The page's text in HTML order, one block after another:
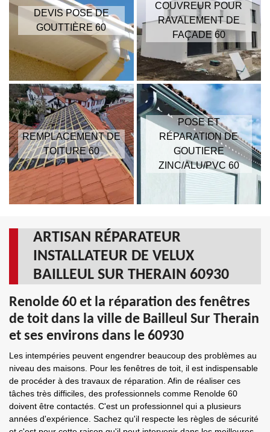
DEVIS POSE DE
GOUTTIÈRE 60
COUVREUR POUR
RAVALEMENT DE
FAÇADE 60
REMPLACEMENT DE
TOITURE 60
POSE ET
RÉPARATION DE
GOUTIERE
ZINC/ALU/PVC 60
ARTISAN RÉPARATEUR
INSTALLATEUR DE VELUX
BAILLEUL SUR THERAIN 60930
Renolde 60 et la réparation des fenêtres
de toit dans la ville de Bailleul Sur Therain
et ses environs dans le 60930
Les intempéries peuvent engendrer beaucoup des problèmes au
niveau des maisons. Pour les fenêtres de toit, il est indispensable
de procéder à des travaux de réparation. Afin de réaliser ces
tâches très difficiles, des professionnels comme Renolde 60
doivent être contactés. C'est un professionnel qui a plusieurs
années d'expérience. Sachez qu'il respecte les règles de sécurité